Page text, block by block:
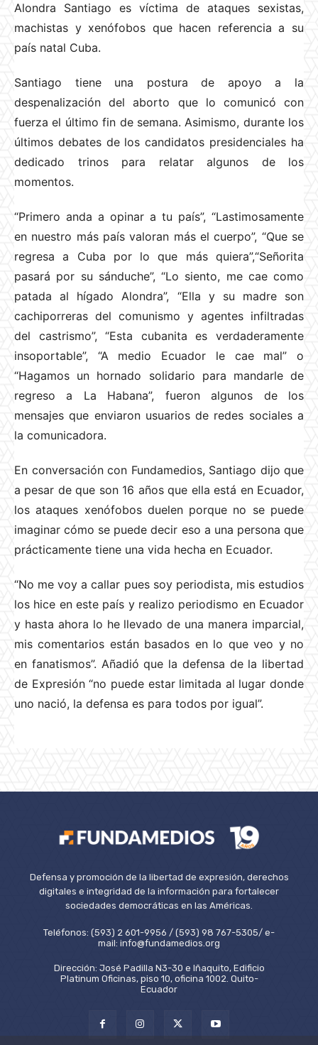
Alondra Santiago es víctima de ataques sexistas,
machistas y xenófobos que hacen referencia a su
país natal Cuba.
Santiago tiene una postura de apoyo a la
despenalización del aborto que lo comunicó con
fuerza el último fin de semana. Asimismo, durante los
últimos debates de los candidatos presidenciales ha
dedicado trinos para relatar algunos de los
momentos.
“Primero anda a opinar a tu país”, “Lastimosamente
en nuestro más país valoran más el cuerpo”, “Que se
regresa a Cuba por lo que más quiera”,“Señorita
pasará por su sánduche”, “Lo siento, me cae como
patada al hígado Alondra”, “Ella y su madre son
cachiporreras del comunismo y agentes infiltradas
del castrismo”, “Esta cubanita es verdaderamente
insoportable”, “A medio Ecuador le cae mal” o
“Hagamos un hornado solidario para mandarle de
regreso a La Habana”, fueron algunos de los
mensajes que enviaron usuarios de redes sociales a
la comunicadora.
En conversación con Fundamedios, Santiago dijo que
a pesar de que son 16 años que ella está en Ecuador,
los ataques xenófobos duelen porque no se puede
imaginar cómo se puede decir eso a una persona que
prácticamente tiene una vida hecha en Ecuador.
“No me voy a callar pues soy periodista, mis estudios
los hice en este país y realizo periodismo en Ecuador
y hasta ahora lo he llevado de una manera imparcial,
mis comentarios están basados en lo que veo y no
en fanatismos”. Añadió que la defensa de la libertad
de Expresión “no puede estar limitada al lugar donde
uno nació, la defensa es para todos por igual”.
Defensa y promoción de la libertad de expresión, derechos
digitales e integridad de la información para fortalecer
sociedades democráticas en las Américas.
Teléfonos: (593) 2 601-9956 / (593) 98 767-5305/ e-
mail: info@fundamedios.org
Dirección: José Padilla N3-30 e Iñaquito, Edificio
Platinum Oficinas, piso 10, oficina 1002. Quito-
Ecuador